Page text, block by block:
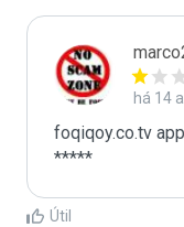
há 14
foqiqoy.co.tv
*****
Útil